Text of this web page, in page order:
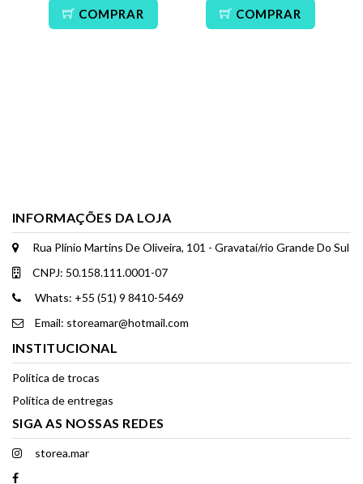
COMPRAR COMPRAR
INFORMAÇÕES DA LOJA
Rua Plínio Martins De Oliveira, 101 - Gravataí/rio Grande Do Sul
CNPJ: 50.158.111.0001-07
Whats: +55 (51) 9 8410-5469
Email: storeamar@hotmail.com
INSTITUCIONAL
Política de trocas
Política de entregas
SIGA AS NOSSAS REDES
storea.mar